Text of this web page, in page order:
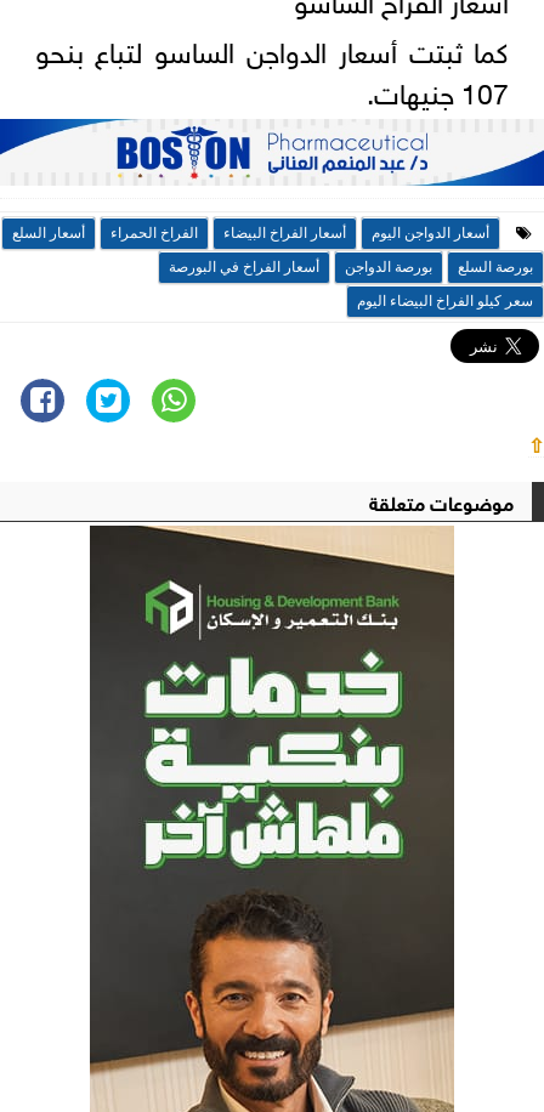
كما ثبتت أسعار الدواجن الساسو لتباع بنحو
107 جنيهات.
أسعار الدواجن اليوم أسعار الفراخ البيضاء الفراخ الحمراء
أسعار السلع
بورصة السلع
بورصة الدواجن
أسعار الفراخ في البورصة
سعر كيلو الفراخ البيضاء اليوم
⇧
موضوعات متعلقة